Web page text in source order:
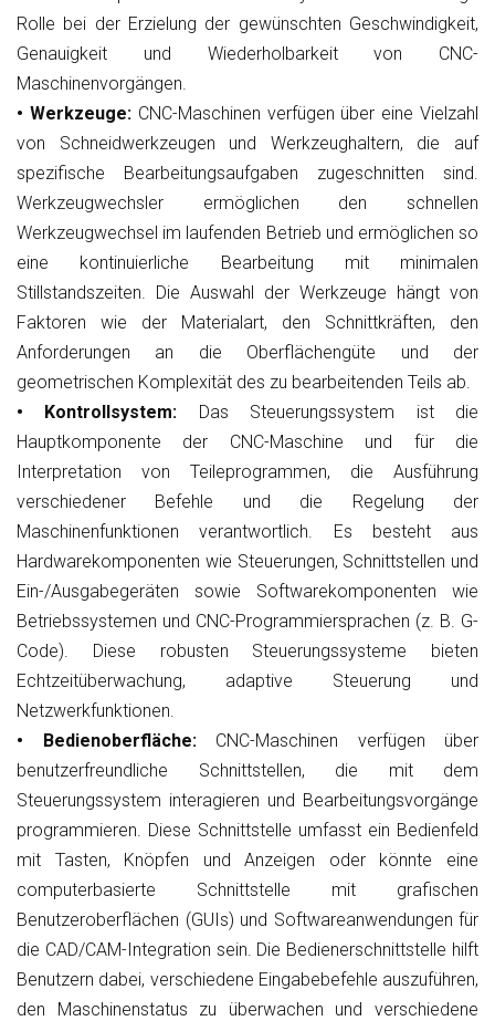
Rolle bei der Erzielung der gewünschten Geschwindigkeit,
Genauigkeit und Wiederholbarkeit von CNC-
Maschinenvorgängen.
• Werkzeuge:CNC-Maschinen verfügen über eine Vielzahl
von Schneidwerkzeugen und Werkzeughaltern, die auf
spezifische Bearbeitungsaufgaben zugeschnitten sind.
Werkzeugwechsler ermöglichen den schnellen
Werkzeugwechsel im laufenden Betrieb und ermöglichen so
eine kontinuierliche Bearbeitung mit minimalen
Stillstandszeiten. Die Auswahl der Werkzeuge hängt von
Faktoren wie der Materialart, den Schnittkräften, den
Anforderungen an die Oberflächengüte und der
geometrischen Komplexität des zu bearbeitenden Teils ab.
• Kontrollsystem: Das Steuerungssystem ist die
Hauptkomponente der CNC-Maschine und für die
Interpretation von Teileprogrammen, die Ausführung
verschiedener Befehle und die Regelung der
Maschinenfunktionen verantwortlich. Es besteht aus
Hardwarekomponenten wie Steuerungen, Schnittstellen und
Ein-/Ausgabegeräten sowie Softwarekomponenten wie
Betriebssystemen und CNC-Programmiersprachen (z. B. G-
Code). Diese robusten Steuerungssysteme bieten
Echtzeitüberwachung, adaptive Steuerung und
Netzwerkfunktionen.
• Bedienoberfläche:CNC-Maschinen verfügen über
benutzerfreundliche Schnittstellen, die mit dem
Steuerungssystem interagieren und Bearbeitungsvorgänge
programmieren. Diese Schnittstelle umfasst ein Bedienfeld
mit Tasten, Knöpfen und Anzeigen oder könnte eine
computerbasierte Schnittstelle mit grafischen
Benutzeroberflächen (GUIs) und Softwareanwendungen für
die CAD/CAM-Integration sein. Die Bedienerschnittstelle hilft
Benutzern dabei, verschiedene Eingabebefehle auszuführen,
den Maschinenstatus zu überwachen und verschiedene